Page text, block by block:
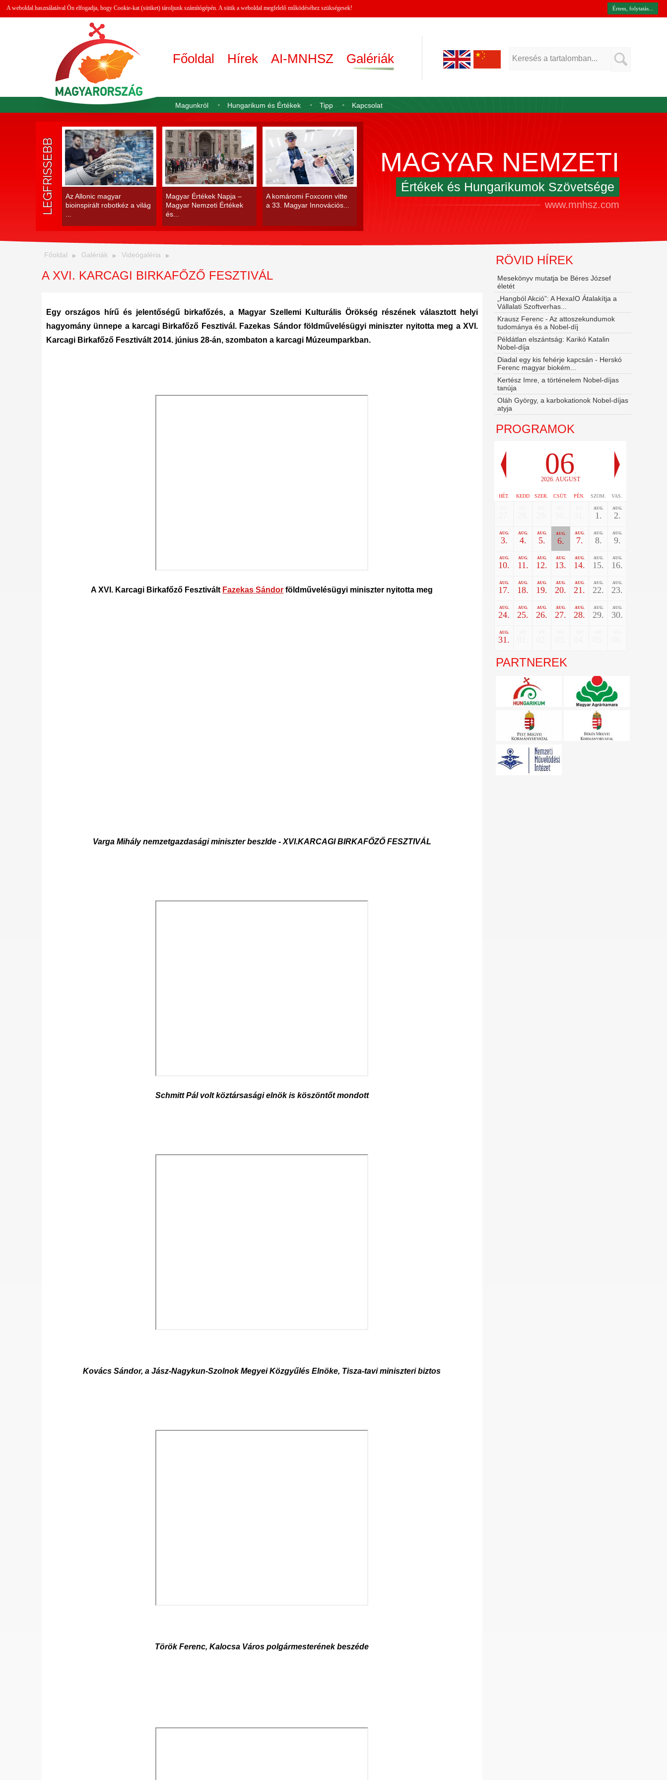
A weboldal használatával Ön elfogadja, hogy Cookie-kat (sütiket) tároljunk számítógépén. A sütik a weboldal megfelelő működéséhez szükségesek! Értem, folytatás...
Főoldal Hírek AI-MNHSZ Galériák
Magunkról Hungarikum és Értékek Tipp Kapcsolat
LEGFRISSEBB
Az Allonic magyar
bioinspirált robotkéz a világ
Magyar Értékek Napja –
Magyar Nemzeti Értékek
és...
A komáromi Foxconn vitte
a 33. Magyar Innovációs...
MAGYAR NEMZETI
Értékek és Hungarikumok Szövetsége
www.mnhsz.com
Főoldal Galériák Videógaléria
A XVI. KARCAGI BIRKAFŐZŐ FESZTIVÁL
Egy országos hírű és jelentőségű birkafőzés, a Magyar Szellemi Kulturális Örökség részének választott helyi
hagyomány ünnepe a karcagi Birkafőző Fesztivál. Fazekas Sándor földművelésügyi miniszter nyitotta meg a XVI.
Karcagi Birkafőző Fesztivált 2014. június 28-án, szombaton a karcagi Múzeumparkban.
A XVI. Karcagi Birkafőző Fesztivált Fazekas Sándor földművelésügyi miniszter nyitotta meg
Varga Mihály nemzetgazdasági miniszter beszlde - XVI.KARCAGI BIRKAFŐZŐ FESZTIVÁL
Schmitt Pál volt köztársasági elnök is köszöntőt mondott
Kovács Sándor, a Jász-Nagykun-Szolnok Megyei Közgyűlés Elnöke, Tisza-tavi miniszteri biztos
Török Ferenc, Kalocsa Város polgármesterének beszéde
RÖVID HÍREK
Mesekönyv mutatja be Béres József
életét
„Hangból Akció”: A HexaIO Átalakítja a
Vállalati Szoftverhas...
Krausz Ferenc - Az attoszekundumok
tudománya és a Nobel‑díj
Példátlan elszántság: Karikó Katalin
Nobel-díja
Diadal egy kis fehérje kapcsán - Herskó
Ferenc magyar biokém...
Kertész Imre, a történelem Nobel-díjas
tanúja
Oláh György, a karbokationok Nobel-díjas
atyja
PROGRAMOK
06.
2026. AUGUST
HÉT. KEDD SZER. CSÜT. PÉN. SZOM. VAS.
AUG.
1.
AUG.
2.
AUG.
3.
AUG.
4.
AUG.
5.
AUG.
6.
AUG.
7.
AUG.
8.
AUG.
9.
AUG.
10.
AUG.
11.
AUG.
12.
AUG.
13.
AUG.
14.
AUG.
15.
AUG.
16.
AUG.
17.
AUG.
18.
AUG.
19.
AUG.
20.
AUG.
21.
AUG.
22.
AUG.
23.
AUG.
24.
AUG.
25.
AUG.
26.
AUG.
27.
AUG.
28.
AUG.
29.
AUG.
30.
AUG.
31.
PARTNEREK